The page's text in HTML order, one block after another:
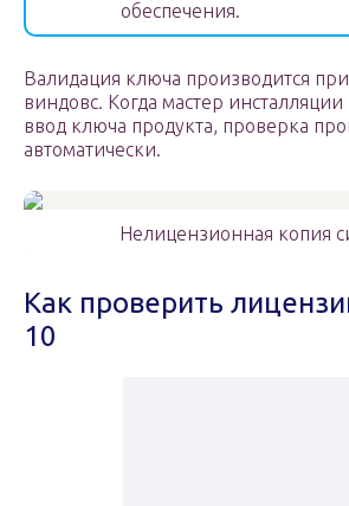
обеспечения.
Валидация ключа производится при
виндовс. Когда мастер
ввод ключа продукта, проверка
автоматически.
Нелицензионная копия
Как проверить
10